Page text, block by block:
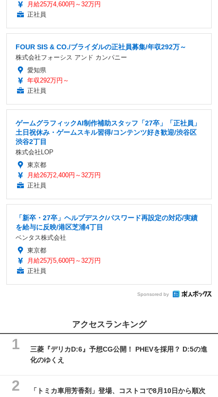
月給25万4,600円～32万円
正社員
FOUR SIS & CO./ブライダルの正社員募集/年収292万～
株式会社フォーシス アンド カンパニー
愛知県
年収292万円～
正社員
ゲームグラフィックAI制作補助スタッフ「27卒」「正社員」
土日祝休み・ゲームスキル習得/コンテンツ好き歓迎/渋谷区
渋谷2丁目
株式会社LOP
東京都
月給26万2,400円～32万円
正社員
「新卒・27卒」ヘルプデスク/パスワード再設定の対応/実績
を給与に反映/港区芝浦4丁目
ベンタス株式会社
東京都
月給25万5,600円～32万円
正社員
Sponsored by
アクセスランキング
三菱『デリカD:6』予想CG公開！ PHEVを採用？ D:5の進
化のゆくえ
「トミカ車用芳香剤」登場、コストコで8月10日から順次